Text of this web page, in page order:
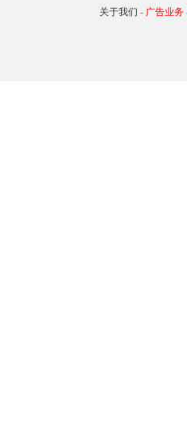
关于我们 - 广告业务